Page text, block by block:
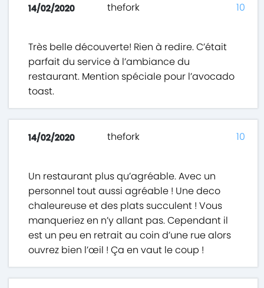
14/02/2020 thefork
Très belle découverte! Rien à redire. C’était
parfait du service à l’ambiance du
restaurant. Mention spéciale pour l’avocado
toast.
10
14/02/2020 thefork
Un restaurant plus qu’agréable. Avec un
personnel tout aussi agréable ! Une deco
chaleureuse et des plats succulent ! Vous
manqueriez en n’y allant pas. Cependant il
est un peu en retrait au coin d’une rue alors
ouvrez bien l’œil ! Ça en vaut le coup !
10